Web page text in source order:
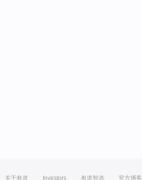
关于有道 Investors 有道智选 官方博客